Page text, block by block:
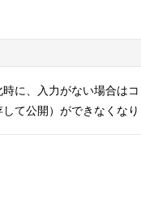
に、入力がない場合は
して公開）ができなくな